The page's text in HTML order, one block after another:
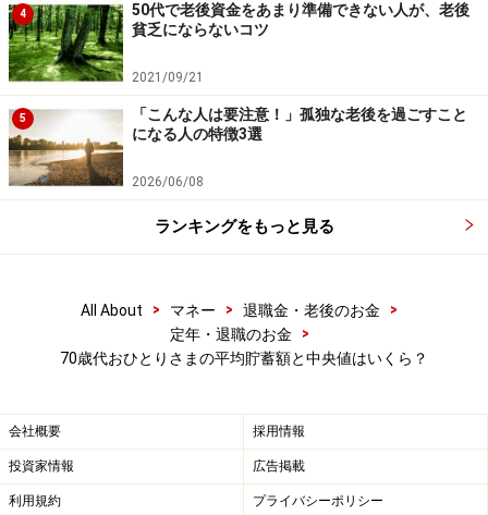
といえるでしょう。
年齢を重ねると「もう年だから……」と考えがちになりま
すが、「自分で何でもする、できる！」と前向きな気持
ちを持ち続けて、心身ともに健康的な生活していきまし
ょう。
※記事内容は執筆時点のものです。最新の内容をご確認くださ
本記事の内容は一般的な情報提供を目的としており、特定の金融
行ってください。
掲載情報の正確性・完全性については十分に配慮しております
が、その内容を保証するものではなく、これに基づく損失・損害
などについて当社は一切の責任を負いません。
の公式情報をご確認ください。
【編集部からのお知らせ】
・「家計」について、アンケート（2026/8/31まで）を実施
中です！
4
50代で老後資金をあまり準備できない人が、老後
貧乏にならないコツ
2021/09/21
5
「こんな人は要注意！」孤独な老後を過ごすこと
になる人の特徴3選
2026/06/08
ランキングをもっと見る
All About > マネー > 退職金・老後のお金
>
定年・退職のお金
>
70歳代おひとりさまの平均貯蓄額と中央値はいくら？
会社概要 採用情報
投資家情報 広告掲載
利用規約 プライバシーポリシー